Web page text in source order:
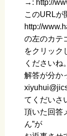
→: http://
このURLが
http://
の左のカテ
をクリック
くださいね。
解答が分か
てくだいさ
頂いた回答
ん”が